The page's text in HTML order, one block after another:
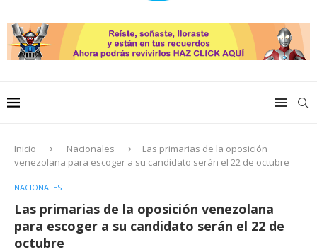
Inicio Nacionales
Las primarias de la oposición
venezolana para escoger a su candidato serán el 22 de octubre
NACIONALES
Las primarias de la oposición venezolana
para escoger a su candidato serán el 22 de
octubre